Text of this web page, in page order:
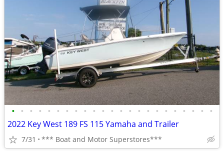
• • • • • • • • • • • • • • • • • • • • • • •
2022 Key West 189 FS 115 Yamaha and Trailer
7/31 *** Boat and Motor Superstores***